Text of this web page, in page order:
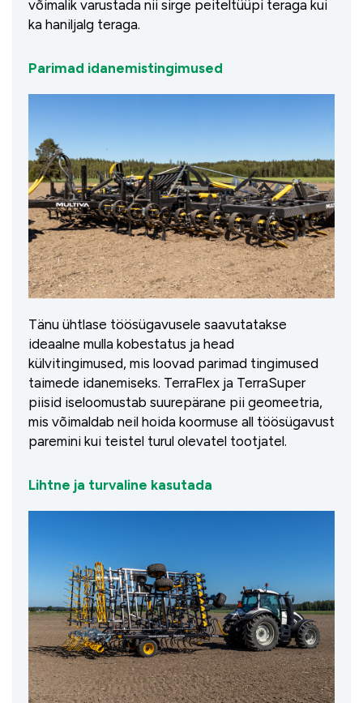
võimalik varustada nii sirge peiteltüüpi teraga kui
ka haniljalg teraga.
Parimad idanemistingimused
Tänu ühtlase töösügavusele saavutatakse
ideaalne mulla kobestatus ja head
külvitingimused, mis loovad parimad tingimused
taimede idanemiseks. TerraFlex ja TerraSuper
piisid iseloomustab suurepärane pii geomeetria,
mis võimaldab neil hoida koormuse all töösügavust
paremini kui teistel turul olevatel tootjatel.
Lihtne ja turvaline kasutada